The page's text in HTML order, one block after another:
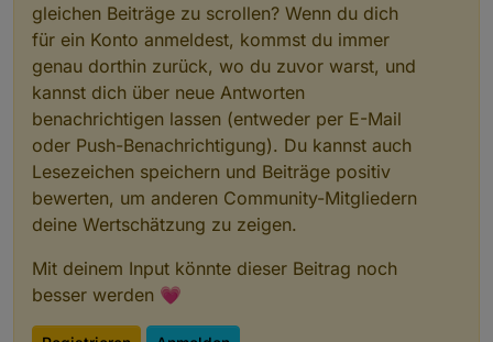
gleichen Beiträge zu scrollen? Wenn du dich
für ein Konto anmeldest, kommst du immer
genau dorthin zurück, wo du zuvor warst, und
kannst dich über neue Antworten
benachrichtigen lassen (entweder per E-Mail
oder Push-Benachrichtigung). Du kannst auch
Lesezeichen speichern und Beiträge positiv
bewerten, um anderen Community-Mitgliedern
deine Wertschätzung zu zeigen.
Mit deinem Input könnte dieser Beitrag noch
besser werden 💗